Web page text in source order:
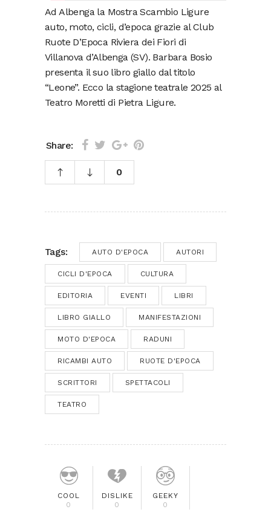
Ad Albenga la Mostra Scambio Ligure
auto, moto, cicli, d’epoca grazie al Club
Ruote D’Epoca Riviera dei Fiori di
Villanova d’Albenga (SV). Barbara Bosio
presenta il suo libro giallo dal titolo
“Leone”. Ecco la stagione teatrale 2025 al
Teatro Moretti di Pietra Ligure.
Share:
0
Tags: AUTO D'EPOCA AUTORI
CICLI D'EPOCA CULTURA
EDITORIA EVENTI LIBRI
LIBRO GIALLO MANIFESTAZIONI
MOTO D'EPOCA RADUNI
RICAMBI AUTO RUOTE D'EPOCA
SCRITTORI SPETTACOLI
TEATRO
COOL
0
DISLIKE
0
GEEKY
0